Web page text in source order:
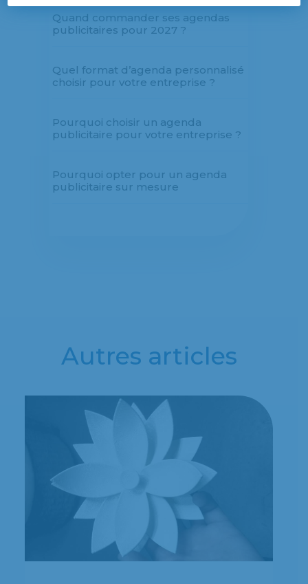
Quand commander ses agendas
publicitaires pour 2027 ?
Quel format d’agenda personnalisé
choisir pour votre entreprise ?
Pourquoi choisir un agenda
publicitaire pour votre entreprise ?
Pourquoi opter pour un agenda
publicitaire sur mesure
Autres articles